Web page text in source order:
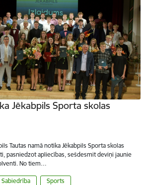
Jēkabpils Sporta skolas
Tautas namā notika Jēkabpils Sporta skolas
pasniedzot apliecības, sešdesmit deviņi jaunie
No tiem…
Sabiedrība Sports